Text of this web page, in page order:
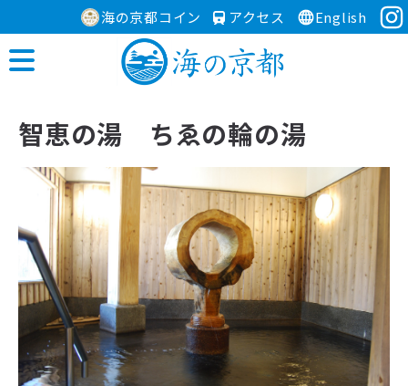
海の京都コイン アクセス English
智恵の湯 ちゑの輪の湯